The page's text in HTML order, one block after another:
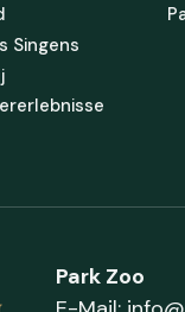
Singens
Park Zoo